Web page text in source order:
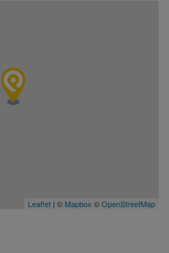
Leaflet | © Mapbox ©OpenStreetMap